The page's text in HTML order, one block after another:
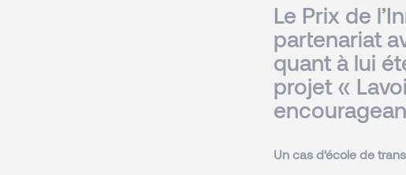
Le Prix de
partenariat
quant à lui
projet «
Un cas d’école de